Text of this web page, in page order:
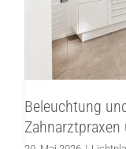
Lichtplanung
Beleuchtung